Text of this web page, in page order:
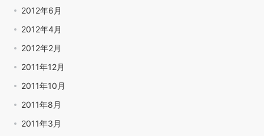
2012年6月
2012年4月
2012年2月
2011年12月
2011年10月
2011年8月
2011年3月